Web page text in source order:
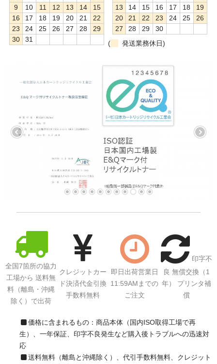
リサイクルトナーで経費削減
リサイクルトナーの評価
リサイクルトナーを使える会社、使えない会社
全国発送・送料無料
印字枚数について
対応プリンターメーカー
見積書発行依頼
なぜ業務用を選ぶべき？
9
10 11 12 13 14
15
16
17 18 19 20 21
22
23
24 25 26 27 28
29
30
31
13
14 15 16 17 18
19
20
21 22 23 24 25
26
27
28 29
30
(
発送業務休日)
全国7箇所の協力
工場から 送料無
料（離島・沖縄
除く）で出荷
クレジットカー
ド決済代金引換
手数料無料
即日出荷営業日
11:59AMまでの
ご注文
印字不
良 無償交換（1
年） プリンタ補
償
価格に含まれるもの：商品本体（国内ISO取得工場で再
生）、一年保証、印字不良発生など購入後トラブルへの迅速対
応
送料無料（離島と沖縄除く）、代引手数料無料、クレジット